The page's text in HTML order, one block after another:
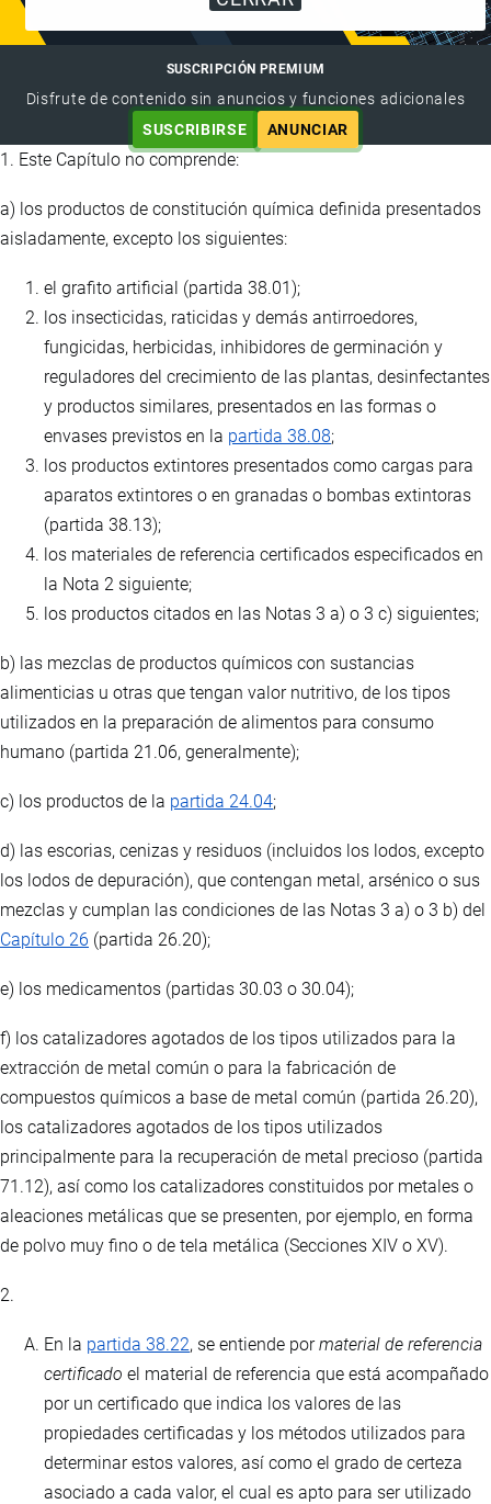
SUSCRIPCIÓN PREMIUM
Disfrute de contenido sin anuncios y funciones adicionales
SUSCRIBIRSE
ANUNCIAR
1. Este Capítulo no comprende:
a) los productos de constitución química definida presentados
aisladamente, excepto los siguientes:
el grafito artificial (partida 38.01);
los insecticidas, raticidas y demás antirroedores,
fungicidas, herbicidas, inhibidores de germinación y
reguladores del crecimiento de las plantas, desinfectantes
y productos similares, presentados en las formas o
envases previstos en la partida 38.08;
los productos extintores presentados como cargas para
aparatos extintores o en granadas o bombas extintoras
(partida 38.13);
los materiales de referencia certificados especificados en
la Nota 2 siguiente;
los productos citados en las Notas 3 a) o 3 c) siguientes;
b) las mezclas de productos químicos con sustancias
alimenticias u otras que tengan valor nutritivo, de los tipos
utilizados en la preparación de alimentos para consumo
humano (partida 21.06, generalmente);
c) los productos de la partida 24.04;
d) las escorias, cenizas y residuos (incluidos los lodos, excepto
los lodos de depuración), que contengan metal, arsénico o sus
mezclas y cumplan las condiciones de las Notas 3 a) o 3 b) del
Capítulo 26 (partida 26.20);
e) los medicamentos (partidas 30.03 o 30.04);
f) los catalizadores agotados de los tipos utilizados para la
extracción de metal común o para la fabricación de
compuestos químicos a base de metal común (partida 26.20),
los catalizadores agotados de los tipos utilizados
principalmente para la recuperación de metal precioso (partida
71.12), así como los catalizadores constituidos por metales o
aleaciones metálicas que se presenten, por ejemplo, en forma
de polvo muy fino o de tela metálica (Secciones XIV o XV).
2.
En la partida 38.22, se entiende pormaterial de referencia
certificado el material de referencia que está acompañado
por un certificado que indica los valores de las
propiedades certificadas y los métodos utilizados para
determinar estos valores, así como el grado de certeza
asociado a cada valor, el cual es apto para ser utilizado